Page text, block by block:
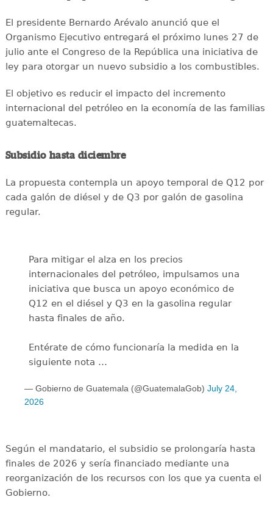
El presidente Bernardo Arévalo anunció que el
Organismo Ejecutivo entregará el próximo lunes 27 de
julio ante el Congreso de la República una iniciativa de
ley para otorgar un nuevo subsidio a los combustibles.
El objetivo es reducir el impacto del incremento
internacional del petróleo en la economía de las familias
guatemaltecas.
Subsidio hasta diciembre
La propuesta contempla un apoyo temporal de Q12 por
cada galón de diésel y de Q3 por galón de gasolina
regular.
Para mitigar el alza en los precios
internacionales del petróleo, impulsamos una
iniciativa que busca un apoyo económico de
Q12 en el diésel y Q3 en la gasolina regular
hasta finales de año.
Entérate de cómo funcionaría la medida en la
siguiente nota …
— Gobierno de Guatemala (@GuatemalaGob) July 24,
2026
Según el mandatario, el subsidio se prolongaría hasta
finales de 2026 y sería financiado mediante una
reorganización de los recursos con los que ya cuenta el
Gobierno.